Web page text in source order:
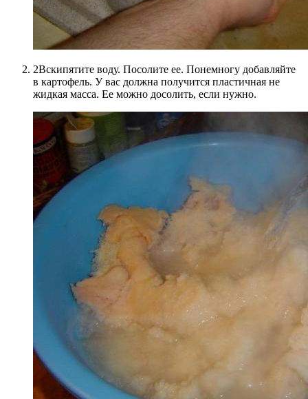
2Вскипятите воду. Посолите ее. Понемногу добавляйте
в картофель. У вас должна получится пластичная не
жидкая масса. Ее можно досолить, если нужно.